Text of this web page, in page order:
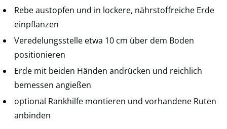
Rebe austopfen und in lockere, nährstoffreiche Erde
einpflanzen
Veredelungsstelle etwa 10 cm über dem Boden
positionieren
Erde mit beiden Händen andrücken und reichlich
bemessen angießen
optional Rankhilfe montieren und vorhandene Ruten
anbinden